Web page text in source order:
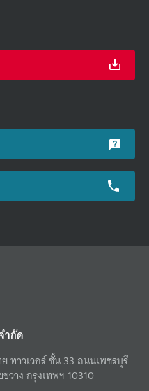
ำกัด
ทาวเวอร์ ชั้น 33 ถนนเพชรบุรี
วาง กรุงเทพฯ 10310